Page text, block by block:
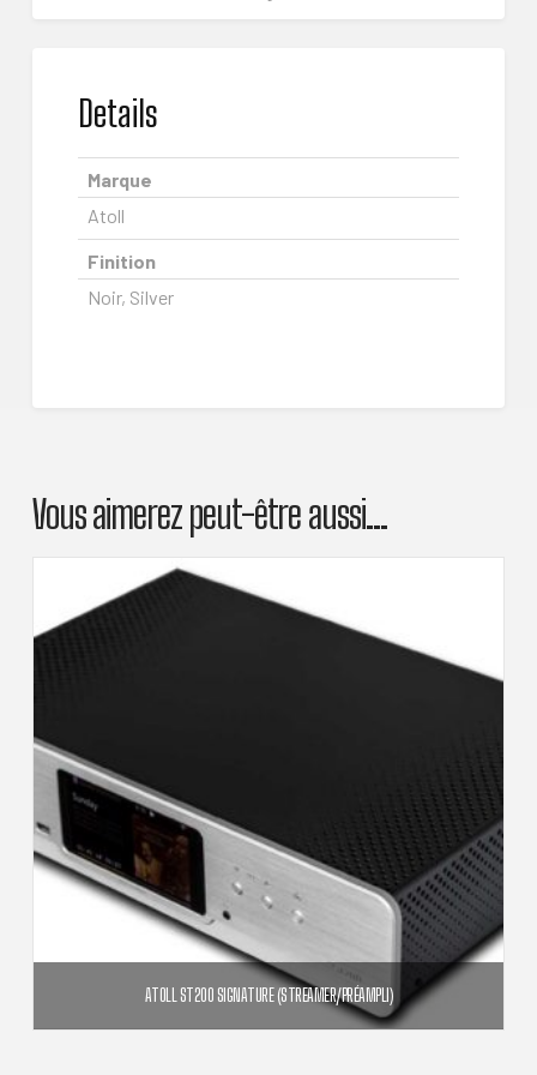
Details
Marque
Atoll
Finition
Noir, Silver
Vous aimerez peut-être aussi…
ATOLL ST200 SIGNATURE (STREAMER/PRÉAMPLI)